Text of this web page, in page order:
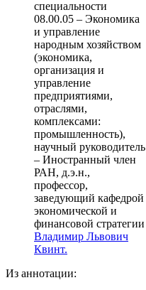
специальности
08.00.05 – Экономика
и управление
народным хозяйством
(экономика,
организация и
управление
предприятиями,
отраслями,
комплексами:
промышленность),
научный руководитель
– Иностранный член
РАН, д.э.н.,
профессор,
заведующий кафедрой
экономической и
финансовой стратегии
Владимир Львович
Квинт.
Из аннотации: